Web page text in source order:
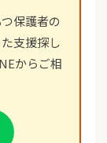
保護者の
支援探し
からご相